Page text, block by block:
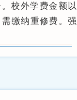
校外学费金额以
缴纳重修费。强